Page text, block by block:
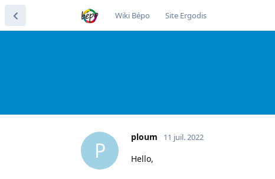
Wiki Bépo Site Ergodis
P
ploum 11 juil. 2022
Hello,